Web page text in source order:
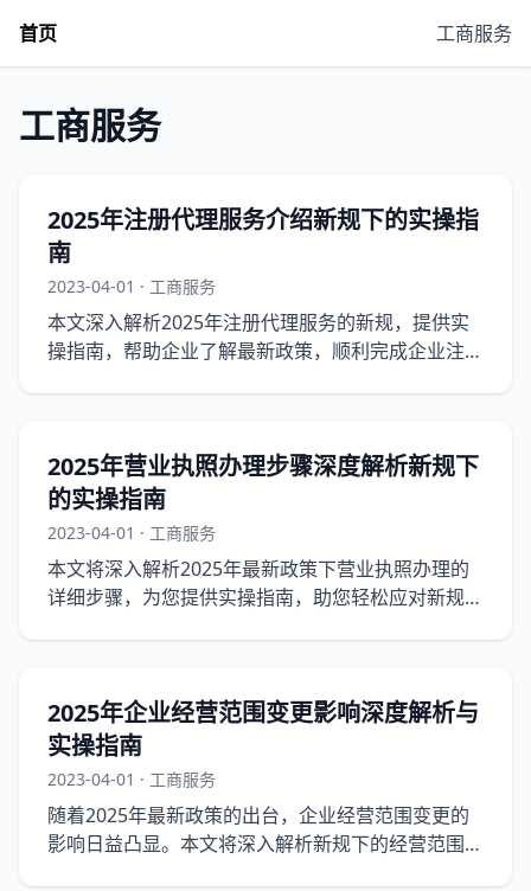
首页 工商服务
工商服务
2025年注册代理服务介绍新规下的实操指
南
2023-04-01 · 工商服务
本文深入解析2025年注册代理服务的新规，提供实
操指南，帮助企业了解最新政策，顺利完成企业注
2025年营业执照办理步骤深度解析新规下
的实操指南
2023-04-01 · 工商服务
本文将深入解析2025年最新政策下营业执照办理的
详细步骤，为您提供实操指南，助您轻松应对新规下
2025年企业经营范围变更影响深度解析与
实操指南
2023-04-01 · 工商服务
随着2025年最新政策的出台，企业经营范围变更的
影响日益凸显。本文将深入解析新规下的经营范围变